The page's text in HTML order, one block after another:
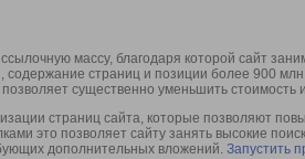
массу, благодаря которой сайт
содержание страниц и позиции более 900
существенно уменьшить стоимость
страниц сайта, которые позволяют
это позволяет сайту занять высокие
дополнительных вложений. Запустить